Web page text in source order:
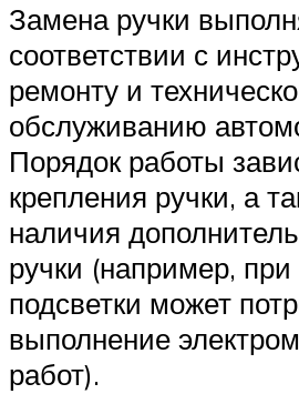
Замена ручки
соответствии с
ремонту и
обслуживанию
Порядок работы
крепления ручки, а
наличия
ручки (например,
подсветки может
выполнение
работ).